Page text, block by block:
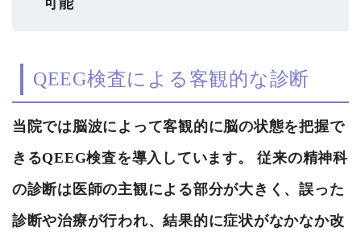
QEEG検査による客観的な診断
当院では脳波によって客観的に脳の状態を把握で
きるQEEG検査を導入しています。 従来の精神科
の診断は医師の主観による部分が大きく、誤った
診断や治療が行われ、結果的に症状がなかなか改